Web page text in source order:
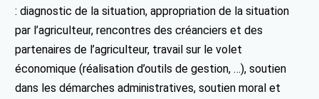
: diagnostic de la situation, appropriation de la situation
par l’agriculteur, rencontres des créanciers et des
partenaires de l’agriculteur, travail sur le volet
économique (réalisation d’outils de gestion, …), soutien
dans les démarches administratives, soutien moral et